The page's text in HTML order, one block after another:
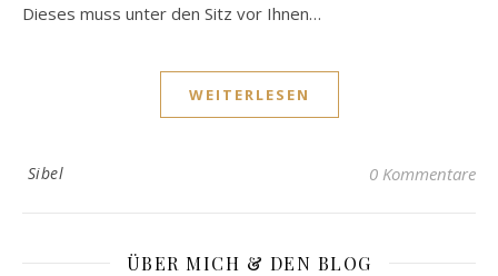
Dieses muss unter den Sitz vor Ihnen…
WEITERLESEN
Sibel 0 Kommentare
ÜBER MICH & DEN BLOG